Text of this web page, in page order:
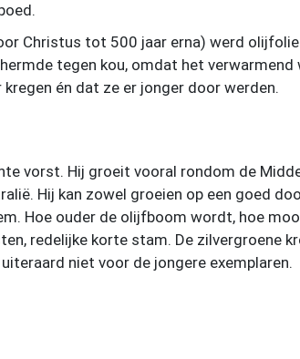
Christus tot 500 jaar erna) werd
tegen kou, omdat het verwarmend
én dat ze er jonger door werden.
vorst. Hij groeit vooral rondom de
Hij kan zowel groeien op een goed
Hoe ouder de olijfboom wordt, hoe
redelijke korte stam. De zilvergroene
niet voor de jongere exemplaren.